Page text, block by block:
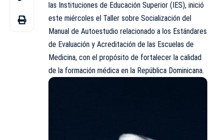
las Instituciones de Educación Superior (IES), inició
este miércoles el Taller sobre Socialización del
Manual de Autoestudio relacionado a los Estándares
de Evaluación y Acreditación de las Escuelas de
Medicina, con el propósito de fortalecer la calidad
de la formación médica en la República Dominicana.